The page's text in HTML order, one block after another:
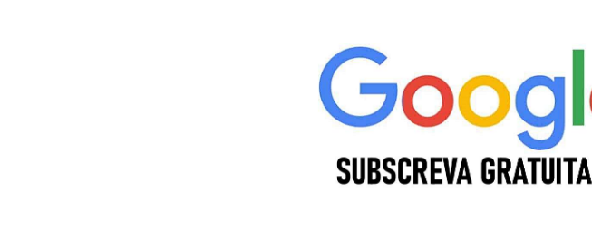
c
b
o
t
s
p
k
e
I
s
e
g
d
i
t